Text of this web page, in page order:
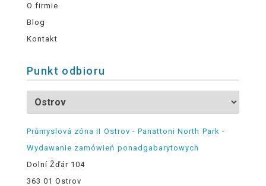
O firmie
Blog
Kontakt
Punkt odbioru
Průmyslová zóna II Ostrov - Panattoni North Park -
Wydawanie zamówień ponadgabarytowych
Dolní Žďár 104
363 01 Ostrov